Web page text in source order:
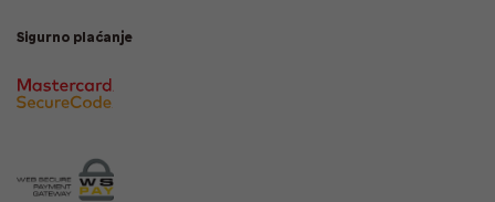
Sigurno plaćanje